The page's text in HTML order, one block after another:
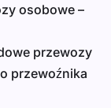
osobowe –
przewozy
przewoźnika